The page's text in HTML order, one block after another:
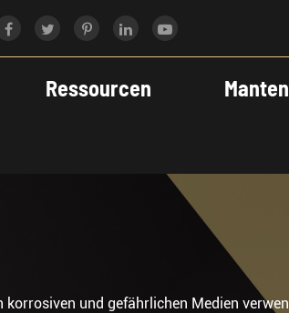
Ressourcen Manten
und gefährlichen Medien